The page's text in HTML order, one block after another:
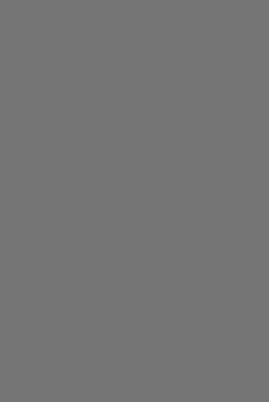
la livrare din cauza
de metode de plată sigure și